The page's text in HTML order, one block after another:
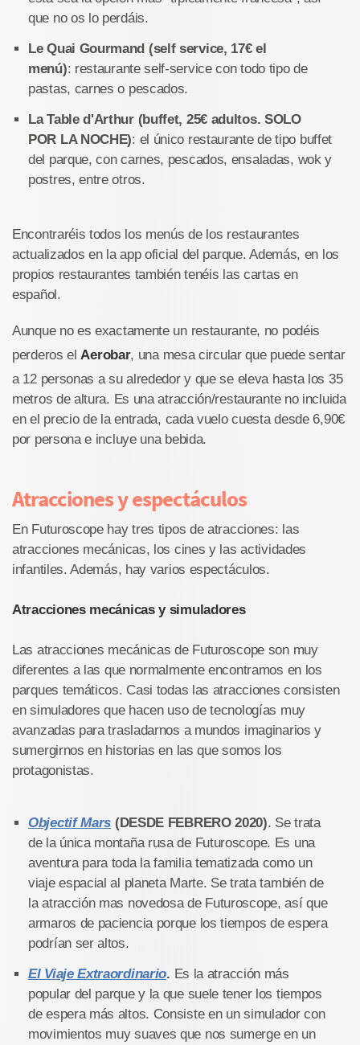
que no os lo perdáis.
Le Quai Gourmand (self service, 17€ el
menú): restaurante self-service con todo tipo de
pastas, carnes o pescados.
La Table d'Arthur (buffet, 25€ adultos. SOLO
POR LA NOCHE): el único restaurante de tipo buffet
del parque, con carnes, pescados, ensaladas, wok y
postres, entre otros.
Encontraréis todos los menús de los restaurantes
actualizados en la app oficial del parque. Además, en los
propios restaurantes también tenéis las cartas en
español.
Aunque no es exactamente un restaurante, no podéis
perderos el Aerobar, una mesa circular que puede sentar
a 12 personas a su alrededor y que se eleva hasta los 35
metros de altura. Es una atracción/restaurante no incluida
en el precio de la entrada, cada vuelo cuesta desde 6,90€
por persona e incluye una bebida.
Atracciones y espectáculos
En Futuroscope hay tres tipos de atracciones: las
atracciones mecánicas, los cines y las actividades
infantiles. Además, hay varios espectáculos.
Atracciones mecánicas y simuladores
Las atracciones mecánicas de Futuroscope son muy
diferentes a las que normalmente encontramos en los
parques temáticos. Casi todas las atracciones consisten
en simuladores que hacen uso de tecnologías muy
avanzadas para trasladarnos a mundos imaginarios y
sumergirnos en historias en las que somos los
protagonistas.
Objectif Mars (DESDE FEBRERO 2020). Se trata
de la única montaña rusa de Futuroscope. Es una
aventura para toda la familia tematizada como un
viaje espacial al planeta Marte. Se trata también de
la atracción mas novedosa de Futuroscope, así que
armaros de paciencia porque los tiempos de espera
podrían ser altos.
El Viaje Extraordinario. Es la atracción más
popular del parque y la que suele tener los tiempos
de espera más altos. Consiste en un simulador con
movimientos muy suaves que nos sumerge en un